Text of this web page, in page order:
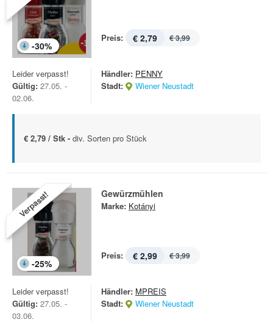
-30%
Preis: € 2,79 € 3,99
Leider verpasst!
Gültig: 27.05. -
02.06.
Händler: PENNY
Stadt:
Wiener Neustadt
€ 2,79 / Stk - div. Sorten pro Stück
Verpasst!
-25%
Gewürzmühlen
Marke: Kotányi
Preis: € 2,99 € 3,99
Leider verpasst!
Gültig: 27.05. -
03.06.
Händler: MPREIS
Stadt:
Wiener Neustadt